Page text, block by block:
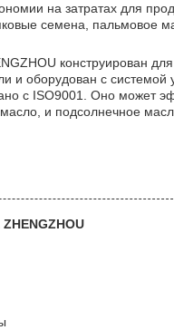
на затратах для
семена, пальмовое
конструирован
оборудован с системой
с ISO9001. Оно может
и подсолнечное